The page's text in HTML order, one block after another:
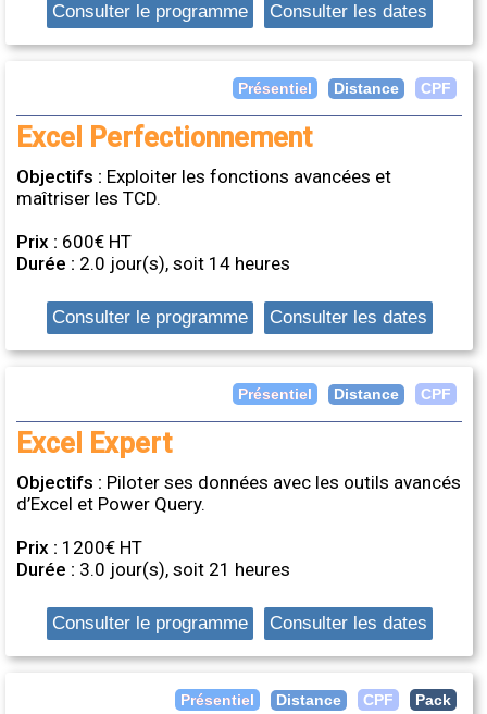
Consulter le programme Consulter les dates
Présentiel Distance CPF
Excel Perfectionnement
Objectifs : Exploiter les fonctions avancées et
maîtriser les TCD.
Prix : 600€ HT
Durée : 2.0 jour(s), soit 14 heures
Consulter le programme Consulter les dates
Présentiel Distance CPF
Excel Expert
Objectifs : Piloter ses données avec les outils avancés
d’Excel et Power Query.
Prix : 1200€ HT
Durée : 3.0 jour(s), soit 21 heures
Consulter le programme Consulter les dates
Présentiel Distance CPF Pack